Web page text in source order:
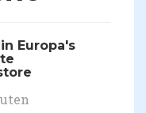
Europa's